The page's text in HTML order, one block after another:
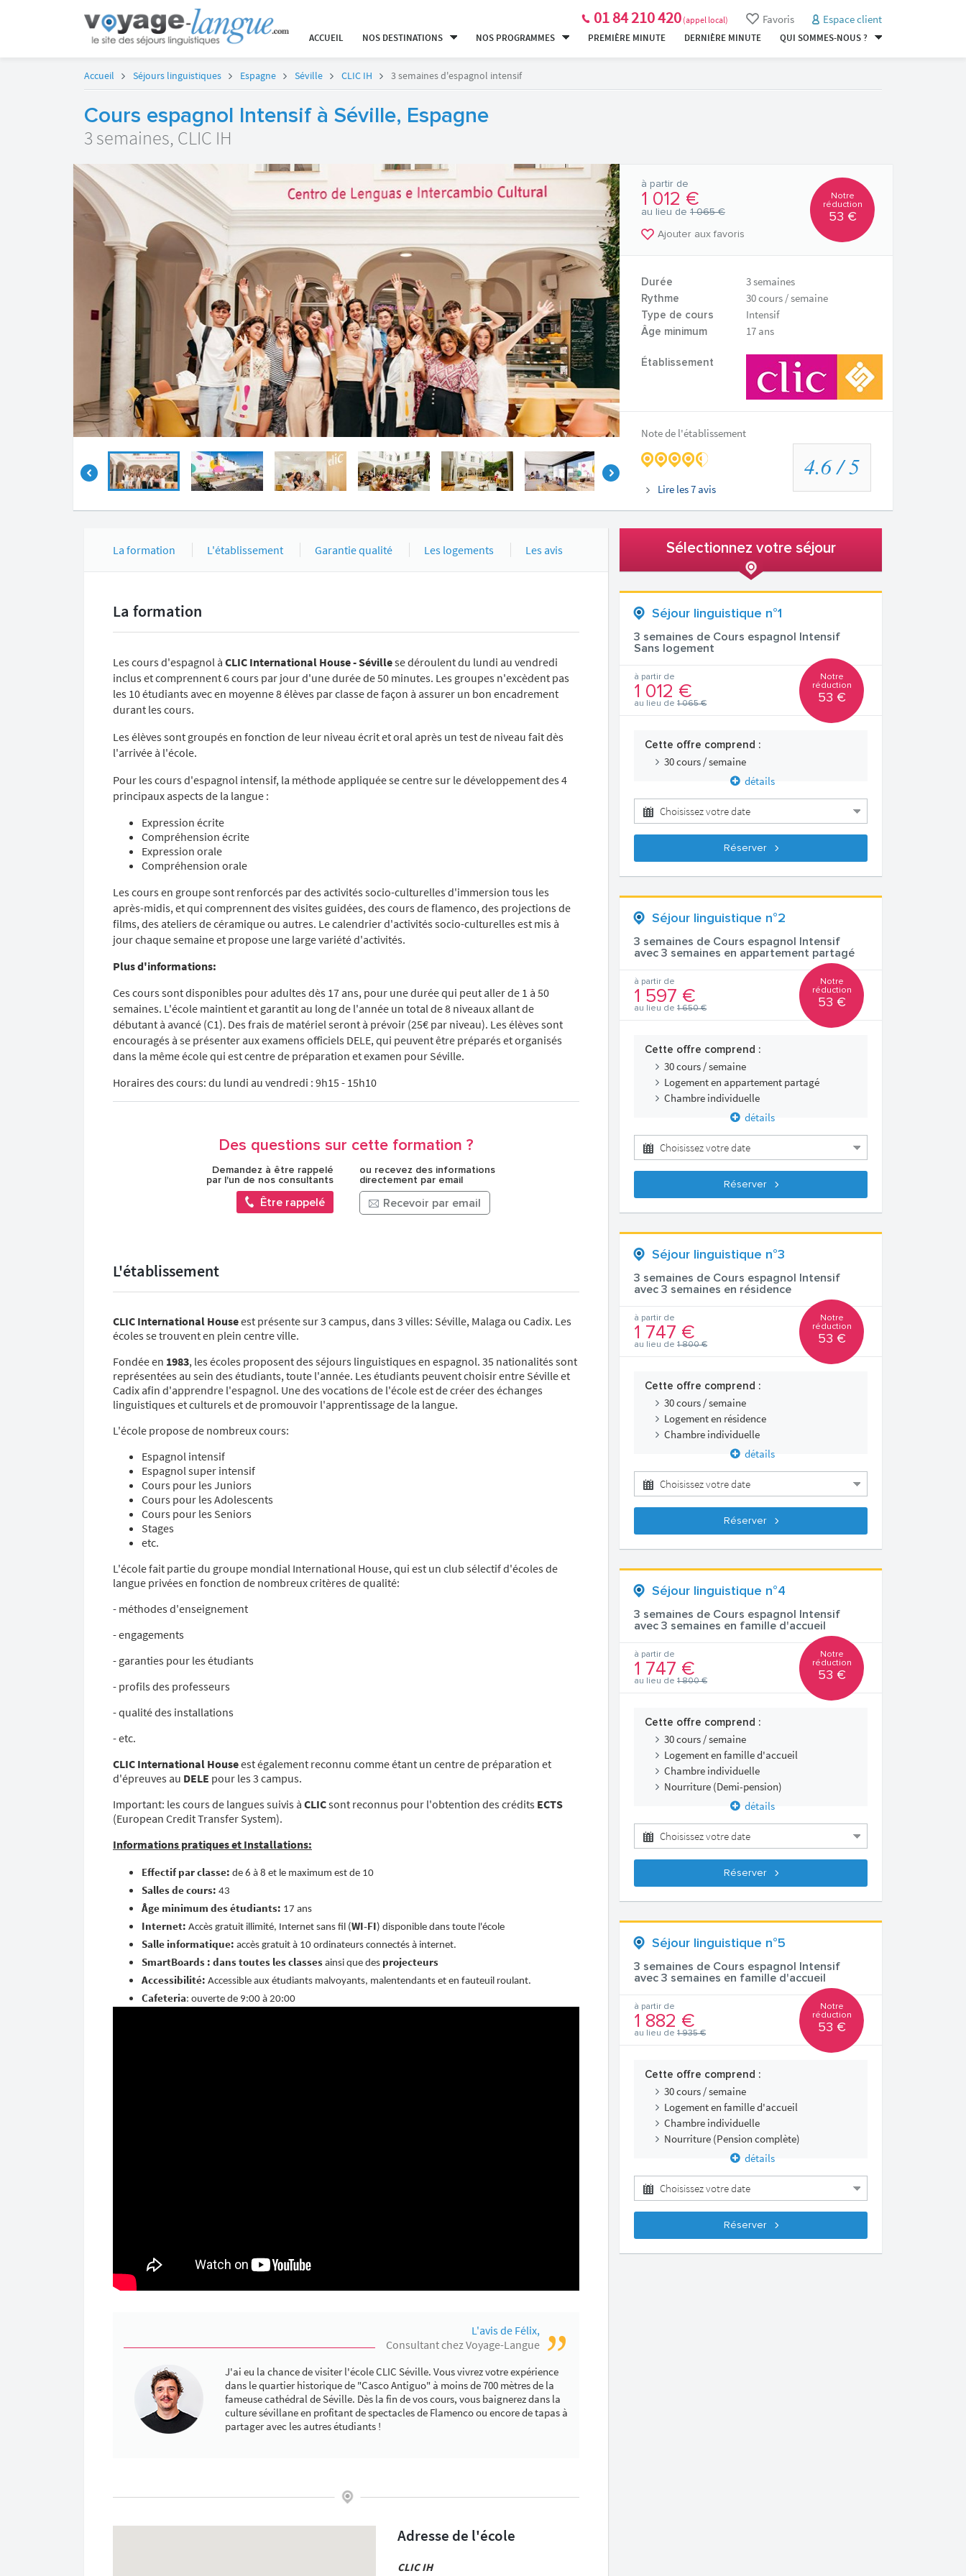
01 84 210 420 (appel local) Favoris Espace client
ACCUEIL NOS DESTINATIONS NOS PROGRAMMES PREMIÈRE MINUTE DERNIÈRE MINUTE QUI SOMMES-NOUS ?
Accueil Séjours linguistiques Espagne Séville CLIC IH 3 semaines d'espagnol intensif
Cours espagnol Intensif à Séville, Espagne
3 semaines, CLIC IH
à partir de
1 012 €
au lieu de 1 065 €
Notre
réduction
53 €
Ajouter aux favoris
Durée 3 semaines
Rythme 30 cours / semaine
Type de cours Intensif
Âge minimum 17 ans
Établissement
Note de l'établissement
4.6/ 5
Lire les7 avis
La formation L'établissement Garantie qualité Les logements Les avis
La formation
Les cours d'espagnol à CLIC International House - Sévillese déroulent du lundi au vendredi
inclus et comprennent 6 cours par jour d'une durée de 50 minutes. Les groupes n'excèdent pas
les 10 étudiants avec en moyenne 8 élèves par classe de façon à assurer un bon encadrement
durant les cours.
Les élèves sont groupés en fonction de leur niveau écrit et oral après un test de niveau fait dès
l'arrivée à l'école.
Pour les cours d'espagnol intensif, la méthode appliquée se centre sur le développement des 4
principaux aspects de la langue :
Expression écrite
Compréhension écrite
Expression orale
Compréhension orale
Les cours en groupe sont renforcés par des activités socio-culturelles d'immersion tous les
après-midis, et qui comprennent des visites guidées, des cours de flamenco, des projections de
films, des ateliers de céramique ou autres. Le calendrier d'activités socio-culturelles est mis à
jour chaque semaine et propose une large variété d'activités.
Plus d'informations:
Ces cours sont disponibles pour adultes dès 17 ans, pour une durée qui peut aller de 1 à 50
semaines. L'école maintient et garantit au long de l'année un total de 8 niveaux allant de
débutant à avancé (C1). Des frais de matériel seront à prévoir (25€ par niveau). Les élèves sont
encouragés à se présenter aux examens officiels DELE, qui peuvent être préparés et organisés
dans la même école qui est centre de préparation et examen pour Séville.
Horaires des cours: du lundi au vendredi : 9h15 - 15h10
Des questions sur cette formation ?
Demandez à être rappelé
par l'un de nos consultants
Être rappelé
ou recevez des informations
directement par email
Recevoir par email
L'établissement
CLIC International Houseest présente sur 3 campus, dans 3 villes: Séville, Malaga ou Cadix. Les
écoles se trouvent en plein centre ville.
Fondée en 1983, les écoles proposent des séjours linguistiques en espagnol. 35 nationalités sont
représentées au sein des étudiants, toute l'année. Les étudiants peuvent choisir entre Séville et
Cadix afin d'apprendre l'espagnol. Une des vocations de l'école est de créer des échanges
linguistiques et culturels et de promouvoir l'apprentissage de la langue.
L'école propose de nombreux cours:
Espagnol intensif
Espagnol super intensif
Cours pour les Juniors
Cours pour les Adolescents
Cours pour les Seniors
Stages
etc.
L'école fait partie du groupe mondial International House, qui est un club sélectif d'écoles de
langue privées en fonction de nombreux critères de qualité:
- méthodes d'enseignement
- engagements
- garanties pour les étudiants
- profils des professeurs
- qualité des installations
- etc.
CLIC International Houseest également reconnu comme étant un centre de préparation et
d'épreuves au DELE pour les 3 campus.
Important: les cours de langues suivis à CLICsont reconnus pour l'obtention des crédits ECTS
(European Credit Transfer System).
Informations pratiques et Installations:
Effectif par classe: de 6 à 8 et le maximum est de 10
Salles de cours: 43
Âge minimum des étudiants: 17 ans
Internet: Accès gratuit illimité, Internet sans fil (WI-FI) disponible dans toute l'école
Salle informatique: accès gratuit à 10 ordinateurs connectés à internet.
SmartBoards : dans toutes les classes ainsi que des projecteurs
Accessibilité: Accessible aux étudiants malvoyants, malentendants et en fauteuil roulant.
Cafeteria: ouverte de 9:00 à 20:00
L'avis de Félix,
Consultant chez Voyage-Langue
J'ai eu la chance de visiter l'école CLIC Séville. Vous vivrez votre expérience
dans le quartier historique de "Casco Antiguo" à moins de 700 mètres de la
fameuse cathédral de Séville. Dès la fin de vos cours, vous baignerez dans la
culture sévillane en profitant de spectacles de Flamenco ou encore de tapas à
partager avec les autres étudiants !
Adresse de l'école
CLIC IH
Sélectionnez votre séjour
Séjour linguistique n°1
3 semaines de Cours espagnol Intensif
Sans logement
à partir de
1 012 €
au lieu de 1 065 €
Notre
réduction
53 €
Cette offre comprend :
30 cours / semaine
détails
Réserver
Séjour linguistique n°2
3 semaines de Cours espagnol Intensif
avec 3 semaines en appartement partagé
à partir de
1 597 €
au lieu de 1 650 €
Notre
réduction
53 €
Cette offre comprend :
30 cours / semaine
Logement en appartement partagé
Chambre individuelle
détails
Réserver
Séjour linguistique n°3
3 semaines de Cours espagnol Intensif
avec 3 semaines en résidence
à partir de
1 747 €
au lieu de 1 800 €
Notre
réduction
53 €
Cette offre comprend :
30 cours / semaine
Logement en résidence
Chambre individuelle
détails
Réserver
Séjour linguistique n°4
3 semaines de Cours espagnol Intensif
avec 3 semaines en famille d'accueil
à partir de
1 747 €
au lieu de 1 800 €
Notre
réduction
53 €
Cette offre comprend :
30 cours / semaine
Logement en famille d'accueil
Chambre individuelle
Nourriture (Demi-pension)
détails
Réserver
Séjour linguistique n°5
3 semaines de Cours espagnol Intensif
avec 3 semaines en famille d'accueil
à partir de
1 882 €
au lieu de 1 935 €
Notre
réduction
53 €
Cette offre comprend :
30 cours / semaine
Logement en famille d'accueil
Chambre individuelle
Nourriture (Pension complète)
détails
Réserver